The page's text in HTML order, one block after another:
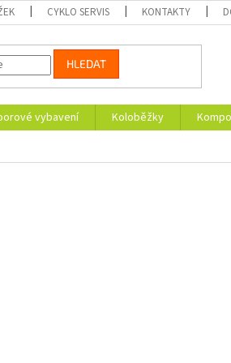
CYKLO SERVIS KONTAKTY
HLEDAT
vybavení Koloběžky